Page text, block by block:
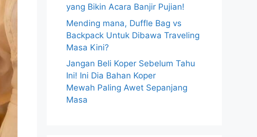
yang Bikin Acara Banjir Pujian!
Mending mana, Duffle Bag vs
Backpack Untuk Dibawa Traveling
Masa Kini?
Jangan Beli Koper Sebelum Tahu
Ini! Ini Dia Bahan Koper
Mewah Paling Awet Sepanjang
Masa